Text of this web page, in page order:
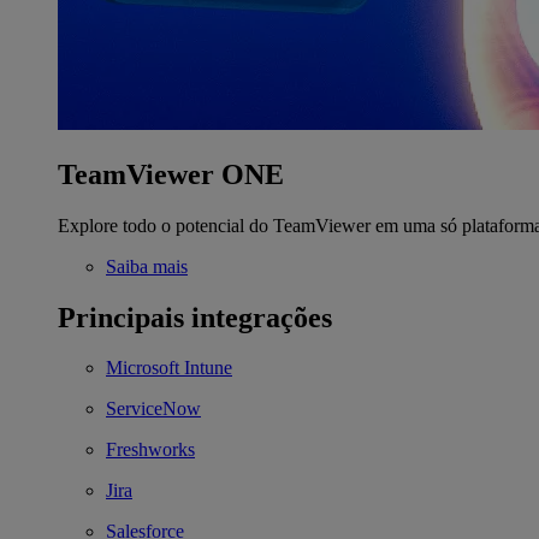
TeamViewer ONE
Explore todo o potencial do TeamViewer em uma só
Saiba mais
Principais integrações
Microsoft Intune
ServiceNow
Freshworks
Jira
Salesforce